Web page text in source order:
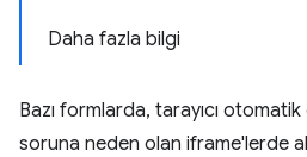
Daha fazla bilgi
Bazı formlarda, tarayıcı
soruna neden olan iframe'lerde